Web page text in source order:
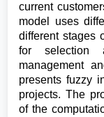
current
model uses
different stages
for selection
management
presents fuzzy
projects. The
of the